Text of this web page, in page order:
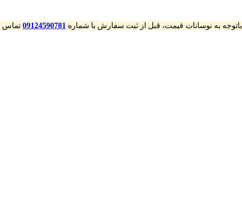
باتوجه به نوسانات قیمت، قبل از ثبت سفارش با شماره 09124590781 تماس